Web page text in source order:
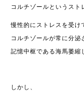
コルチゾールというスト
慢性的にストレスを受け
コルチゾールが常に分泌
記憶中枢である海馬萎縮
しかし、